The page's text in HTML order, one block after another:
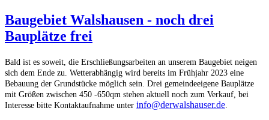
Baugebiet Walshausen - noch drei
Bauplätze frei
Bald ist es soweit, die Erschließungsarbeiten an unserem Baugebiet neigen
sich dem Ende zu. Wetterabhängig wird bereits im Frühjahr 2023 eine
Bebauung der Grundstücke möglich sein. Drei gemeindeeigene Bauplätze
mit Größen zwischen 450 -650qm stehen aktuell noch zum Verkauf, bei
Interesse bitte Kontaktaufnahme unter info@derwalshauser.de